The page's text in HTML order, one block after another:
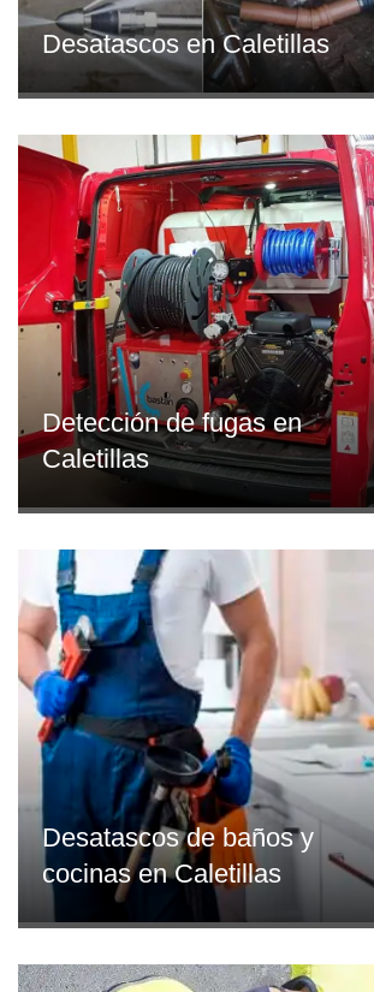
Desatascos en Caletillas
Detección de fugas en
Caletillas
Desatascos de baños y
cocinas en Caletillas